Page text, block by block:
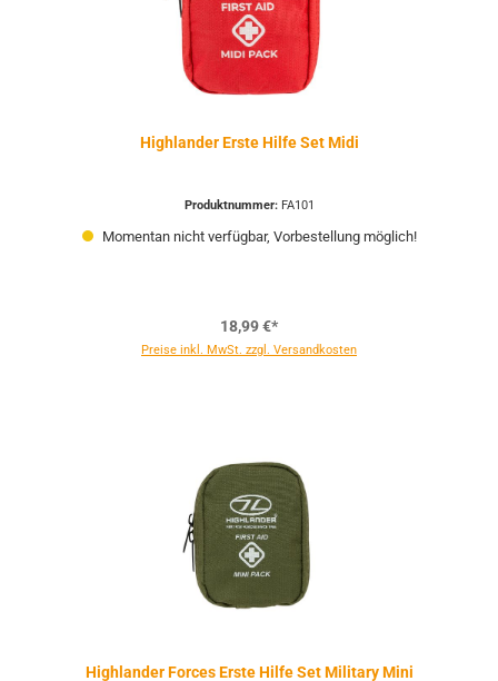
Highlander Erste Hilfe Set Midi
Produktnummer: FA101
Momentan nicht verfügbar, Vorbestellung möglich!
18,99 €*
Preise inkl. MwSt. zzgl. Versandkosten
Highlander Forces Erste Hilfe Set Military Mini